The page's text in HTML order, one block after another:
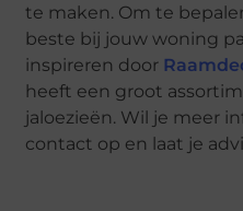
te maken. Om te
beste bij jouw woning
inspireren door
heeft een groot
jaloezieën. Wil je meer
contact op en laat je